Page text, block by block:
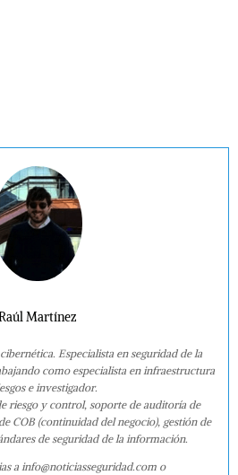
Martínez
Especialista en seguridad de la
como especialista en infraestructura
e investigador.
riesgo y control, soporte de auditoría de
COB (continuidad del negocio), gestión de
de seguridad de la información.
a info@noticiasseguridad.com o